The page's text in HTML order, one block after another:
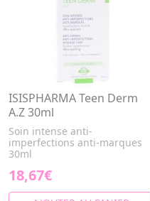
ISISPHARMA Teen Derm
A.Z 30ml
Soin intense anti-
imperfections anti-marques
30ml
18,67€